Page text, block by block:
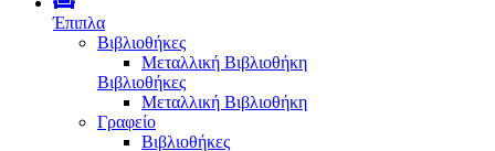
Έπιπλα
Βιβλιοθήκες
Μεταλλική Βιβλιοθήκη
Βιβλιοθήκες
Μεταλλική Βιβλιοθήκη
Γραφείο
Βιβλιοθήκες